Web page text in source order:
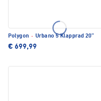
Polygon · Urbano 5 Klapprad 20"
€ 699,99